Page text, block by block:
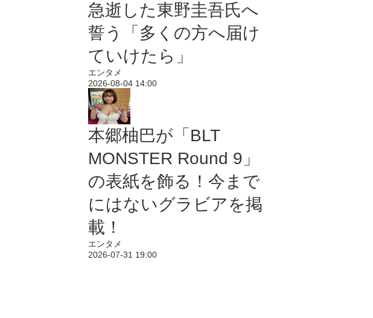
急逝した東野圭吾氏へ
誓う「多くの方へ届け
ていけたら」
エンタメ
2026-08-04 14:00
本郷柚巴が「BLT
MONSTER Round 9」
の表紙を飾る！今まで
にはないグラビアを掲
載！
エンタメ
2026-07-31 19:00